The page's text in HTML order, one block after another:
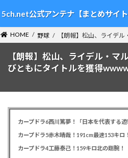
ン
テ
ン
ツ
ビ
ゲ
ー
シ
5ch.net公式アンテナ【まとめサイ
HOME 野球 【朗報】松山、ライデ
【朗報】松山、ライデル・マ
びともにタイトルを獲得
カープドラ4工藤泰己！159キロ北の剛腕！